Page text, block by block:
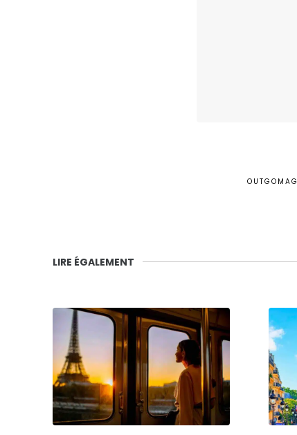
OUTGOMAG
LIRE ÉGALEMENT